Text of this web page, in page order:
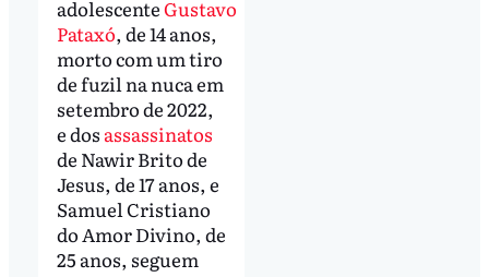
adolescenteGustavo
Pataxó, de 14 anos,
morto com um tiro
de fuzil na nuca em
setembro de 2022,
e dos assassinatos
de Nawir Brito de
Jesus, de 17 anos, e
Samuel Cristiano
do Amor Divino, de
25 anos, seguem